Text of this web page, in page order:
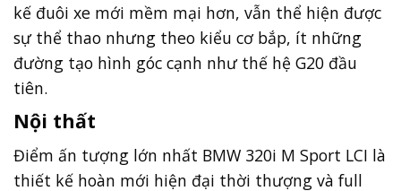
kế đuôi xe mới mềm mại hơn, vẫn thể hiện được
sự thể thao nhưng theo kiểu cơ bắp, ít những
đường tạo hình góc cạnh như thế hệ G20 đầu
tiên.
Nội thất
Điểm ấn tượng lớn nhất BMW 320i M Sport LCI là
thiết kế hoàn mới hiện đại thời thượng và full